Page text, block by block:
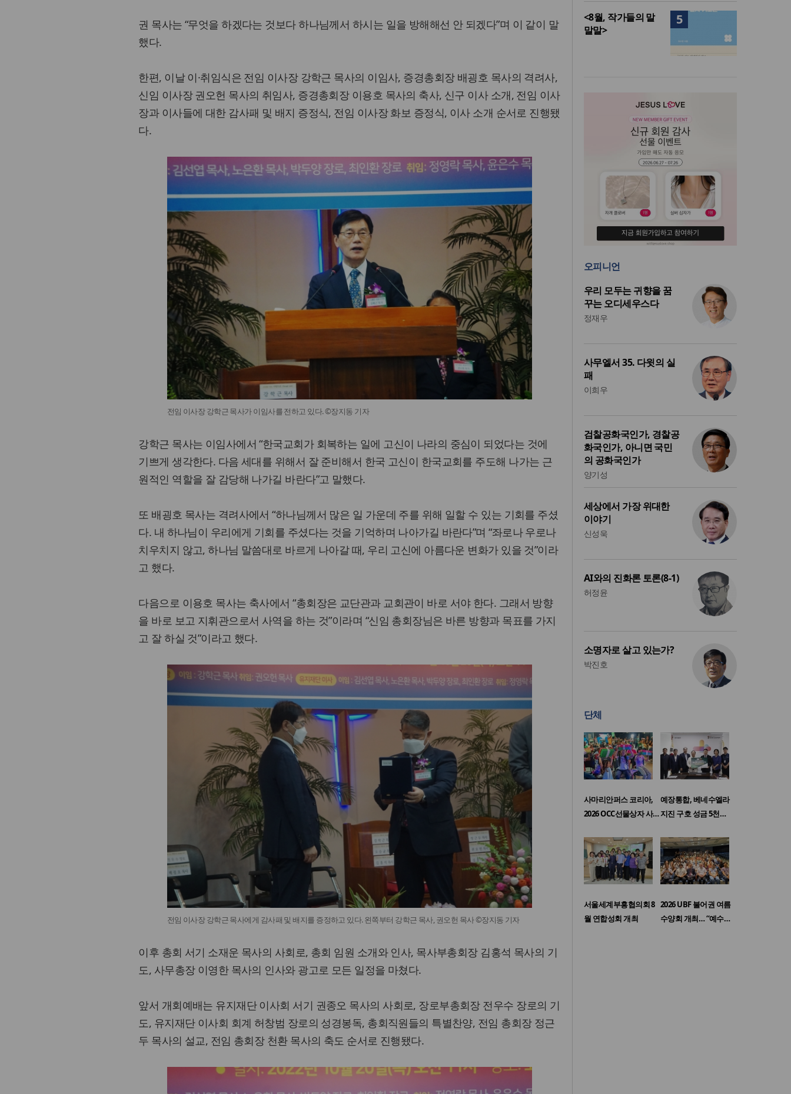
권 목사는 “무엇을 하겠다는 것보다 하나님께서 하시는 일을 방해해선 안 되겠다”며 이 같이 말
했다.
한편, 이날 이·취임식은 전임 이사장 강학근 목사의 이임사, 증경총회장 배굉호 목사의 격려사,
신임 이사장 권오헌 목사의 취임사, 증경총회장 이용호 목사의 축사, 신구 이사 소개, 전임 이사
장과 이사들에 대한 감사패 및 배지 증정식, 전임 이사장 화보 증정식, 이사 소개 순서로 진행됐
다.
전임 이사장 강학근 목사가 이임사를 전하고 있다. ©장지동 기자
강학근 목사는 이임사에서 “한국교회가 회복하는 일에 고신이 나라의 중심이 되었다는 것에
기쁘게 생각한다. 다음 세대를 위해서 잘 준비해서 한국 고신이 한국교회를 주도해 나가는 근
원적인 역할을 잘 감당해 나가길 바란다”고 말했다.
또 배굉호 목사는 격려사에서 “하나님께서 많은 일 가운데 주를 위해 일할 수 있는 기회를 주셨
다. 내 하나님이 우리에게 기회를 주셨다는 것을 기억하며 나아가길 바란다”며 “좌로나 우로나
치우치지 않고, 하나님 말씀대로 바르게 나아갈 때, 우리 고신에 아름다운 변화가 있을 것”이라
고 했다.
다음으로 이용호 목사는 축사에서 “총회장은 교단관과 교회관이 바로 서야 한다. 그래서 방향
을 바로 보고 지휘관으로서 사역을 하는 것”이라며 “신임 총회장님은 바른 방향과 목표를 가지
고 잘 하실 것”이라고 했다.
전임 이사장 강학근 목사에게 감사패 및 배지를 증정하고 있다. 왼쪽부터 강학근 목사, 권오헌 목사 ©장지동 기자
이후 총회 서기 소재운 목사의 사회로, 총회 임원 소개와 인사, 목사부총회장 김홍석 목사의 기
도, 사무총장 이영한 목사의 인사와 광고로 모든 일정을 마쳤다.
앞서 개회예배는 유지재단 이사회 서기 권종오 목사의 사회로, 장로부총회장 전우수 장로의 기
도, 유지재단 이사회 회계 허창범 장로의 성경봉독, 총회직원들의 특별찬양, 전임 총회장 정근
두 목사의 설교, 전임 총회장 천환 목사의 축도 순서로 진행됐다.
5
<8월, 작가들의 말
말말>
오피니언
우리 모두는 귀향을 꿈
꾸는 오디세우스다
정재우
사무엘서 35. 다윗의 실
패
이희우
검찰공화국인가, 경찰공
화국인가, 아니면 국민
의 공화국인가
양기성
세상에서 가장 위대한
이야기
신성욱
AI와의 진화론 토론(8-1)
허정윤
소명자로 살고 있는가?
박진호
단체
사마리안퍼스 코리아,
2026 OCC선물상자 사…
예장통합, 베네수엘라
지진 구호 성금 5천…
서울세계부흥협의회 8
월 연합성회 개최
2026 UBF 불어권 여름
수양회 개최… “예수…